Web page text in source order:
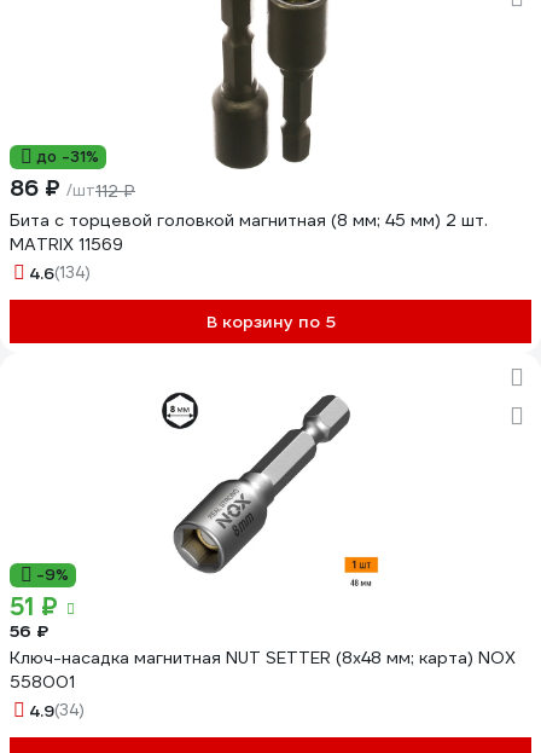
до -31%
86 ₽ /шт112 ₽
Бита с торцевой головкой магнитная (8 мм; 45 мм) 2 шт.
MATRIX 11569
4.6(134)
В корзину по 5
-9%
51 ₽
56 ₽
Ключ-насадка магнитная NUT SETTER (8x48 мм; карта) NOX
558001
4.9(34)